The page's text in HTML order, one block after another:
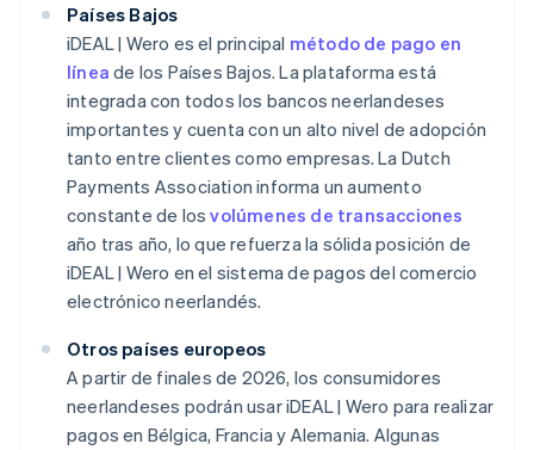
Países Bajos
iDEAL | Wero es el principal método de pago en
línea de los Países Bajos. La plataforma está
integrada con todos los bancos neerlandeses
importantes y cuenta con un alto nivel de adopción
tanto entre clientes como empresas. La Dutch
Payments Association informa un aumento
constante de losvolúmenes de transacciones
año tras año, lo que refuerza la sólida posición de
iDEAL | Wero en el sistema de pagos del comercio
electrónico neerlandés.
Otros países europeos
A partir de finales de 2026, los consumidores
neerlandeses podrán usar iDEAL | Wero para realizar
pagos en Bélgica, Francia y Alemania. Algunas